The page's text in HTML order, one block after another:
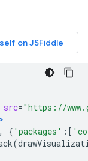
src="https://
>
, { 'packages' :[
(